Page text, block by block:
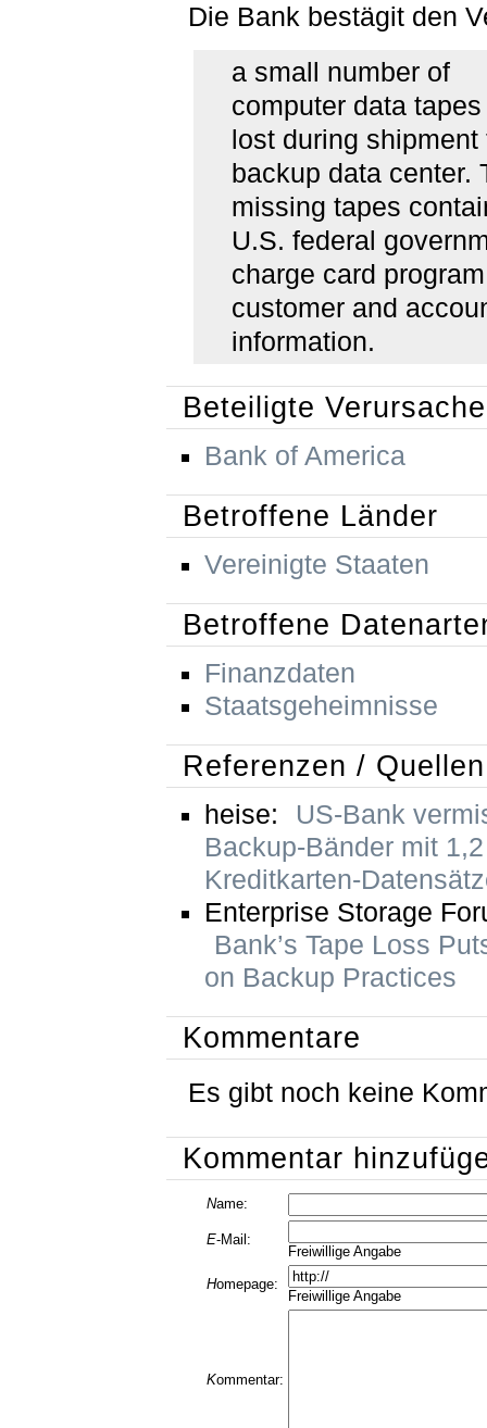
Die Bank bestägit den
a small number of
computer data
lost during shipment
backup data center.
missing tapes
U.S. federal
charge card program
customer and
information.
Beteiligte
Bank of America
Betroffene Länder
Vereinigte Staaten
Betroffene
Finanzdaten
Staatsgeheimnisse
Referenzen / Quellen
heise:
US-Bank
Backup-Bänder mit
Kreditkarten-
Enterprise Storage
Bank’s Tape Loss
on Backup Practices
Kommentare
Es gibt noch keine
Kommentar
Name:
E-Mail:
Freiwillige Angabe
Homepage:
Freiwillige Angabe
Kommentar: